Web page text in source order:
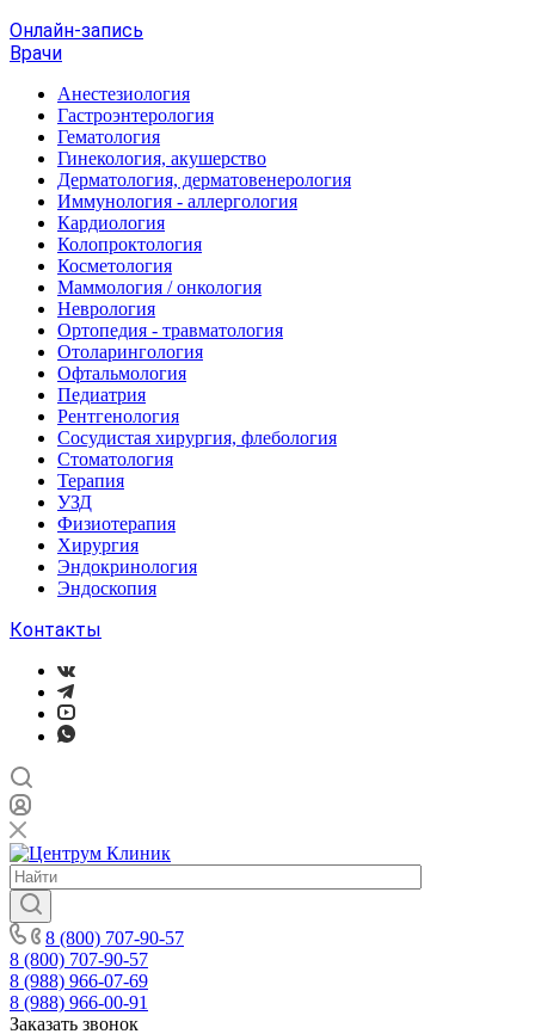
Онлайн-запись
Врачи
Анестезиология
Гастроэнтерология
Гематология
Гинекология, акушерство
Дерматология, дерматовенерология
Иммунология - аллергология
Кардиология
Колопроктология
Косметология
Маммология / онкология
Неврология
Ортопедия - травматология
Отоларингология
Офтальмология
Педиатрия
Рентгенология
Сосудистая хирургия, флебология
Стоматология
Терапия
УЗД
Физиотерапия
Хирургия
Эндокринология
Эндоскопия
Контакты
8 (800) 707-90-57
8 (800) 707-90-57
8 (988) 966-07-69
8 (988) 966-00-91
Заказать звонок